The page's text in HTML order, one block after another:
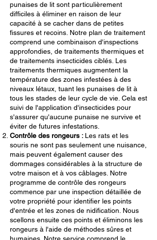
punaises de lit sont particulièrement
difficiles à éliminer en raison de leur
capacité à se cacher dans de petites
fissures et recoins. Notre plan de traitement
comprend une combinaison d'inspections
approfondies, de traitements thermiques et
de traitements insecticides ciblés. Les
traitements thermiques augmentent la
température des zones infestées à des
niveaux létaux, tuant les punaises de lit à
tous les stades de leur cycle de vie. Cela est
suivi de l'application d'insecticides pour
s'assurer qu'aucune punaise ne survive et
éviter de futures infestations.
Contrôle des rongeurs : Les rats et les
souris ne sont pas seulement une nuisance,
mais peuvent également causer des
dommages considérables à la structure de
votre maison et à vos câblages. Notre
programme de contrôle des rongeurs
commence par une inspection détaillée de
votre propriété pour identifier les points
d'entrée et les zones de nidification. Nous
scellons ensuite ces points et éliminons les
rongeurs à l'aide de méthodes sûres et